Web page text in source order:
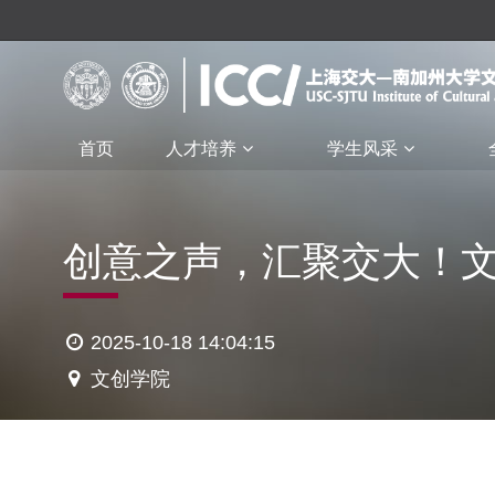
首页 人才培养 学生风采
创意之声，汇聚交大！
2025-10-18 14:04:15
文创学院